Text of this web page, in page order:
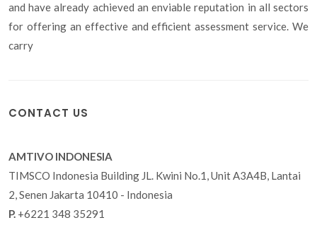
and have already achieved an enviable reputation in all sectors
for offering an effective and efficient assessment service. We
carry
CONTACT US
AMTIVO INDONESIA
TIMSCO Indonesia Building JL. Kwini No.1, Unit A3A4B, Lantai
2, Senen Jakarta 10410 - Indonesia
P. +6221 348 35291